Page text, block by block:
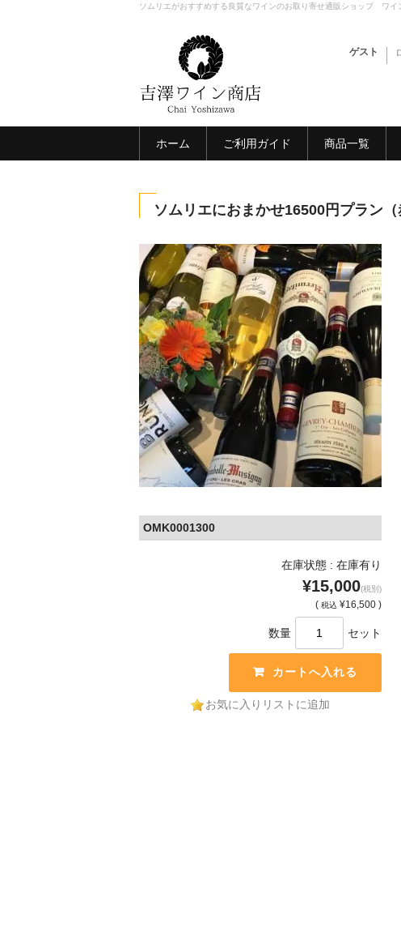
ソムリエがおすすめする良質なワインのお取り寄せ通販ショップ ワ
ゲスト
ホーム ご利用ガイド 商品一覧
ソムリエにおまかせ16500円プラン
OMK0001300
在庫状態 : 在庫有り
¥15,000(税別)
( 税込 ¥16,500 )
数量 セット
お気に入りリストに追加